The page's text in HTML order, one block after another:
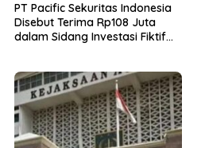
PT Pacific Sekuritas Indonesia
Disebut Terima Rp108 Juta
dalam Sidang Investasi Fiktif